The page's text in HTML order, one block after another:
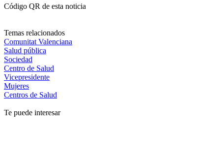
Código QR de esta noticia
Temas relacionados
Comunitat Valenciana
Salud pública
Sociedad
Centro de Salud
Vicepresidente
Mujeres
Centros de Salud
Te puede interesar